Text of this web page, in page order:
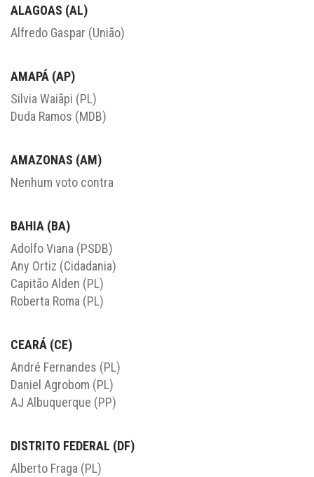
ALAGOAS (AL)
Alfredo Gaspar (União)
AMAPÁ (AP)
Silvia Waiãpi (PL)
Duda Ramos (MDB)
AMAZONAS (AM)
Nenhum voto contra
BAHIA (BA)
Adolfo Viana (PSDB)
Any Ortiz (Cidadania)
Capitão Alden (PL)
Roberta Roma (PL)
CEARÁ (CE)
André Fernandes (PL)
Daniel Agrobom (PL)
AJ Albuquerque (PP)
DISTRITO FEDERAL (DF)
Alberto Fraga (PL)